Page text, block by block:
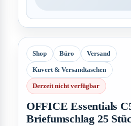
Shop Büro Versand
Kuvert & Versandtaschen
Derzeit nicht verfügbar
OFFICE Essentials
Briefumschlag 25